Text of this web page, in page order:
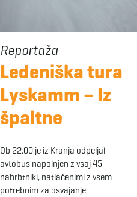
Ledeniška tura
Lyskamm – Iz
špaltne
Ob 22.00 je iz Kranja odpeljal
avtobus napolnjen z vsaj 45
nahrbtniki, natlačenimi z vsem
potrebnim za osvajanje